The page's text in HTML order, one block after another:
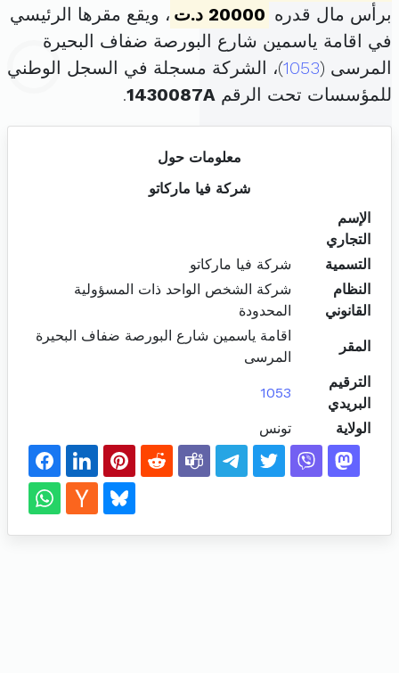
برأس مال قدره 20000 د.ت
، ويقع مقرها الرئيسي
في اقامة ياسمين شارع البورصة ضفاف البحيرة
المرسى (1053)، الشركة مسجلة في السجل الوطني
للمؤسسات تحت الرقم 1430087A
.
معلومات حول
شركة فيا ماركاتو
الإسم
التجاري
التسمية
شركة فيا ماركاتو
النظام
القانوني
شركة الشخص الواحد ذات المسؤولية
المحدودة
المقر
اقامة ياسمين شارع البورصة ضفاف البحيرة
المرسى
الترقيم
البريدي
1053
الولاية تونس